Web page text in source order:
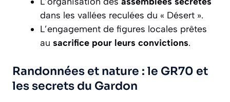
dans les vallées reculées du « Désert ».
L’engagement de figures locales prêtes
au sacrifice pour leurs convictions.
Randonnées et nature : le GR70 et
les secrets du Gardon